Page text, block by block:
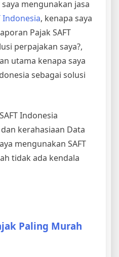
mengunakan jasa
Indonesia, kenapa saya
Pajak SAFT
perpajakan saya?,
utama kenapa saya
sebagai solusi
Indonesia
kerahasiaan Data
mengunakan SAFT
tidak ada kendala
Paling Murah